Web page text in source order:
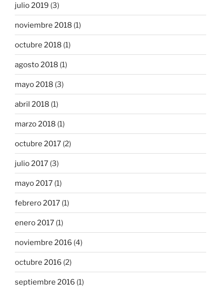
julio 2019 (3)
noviembre 2018 (1)
octubre 2018 (1)
agosto 2018 (1)
mayo 2018 (3)
abril 2018 (1)
marzo 2018 (1)
octubre 2017 (2)
julio 2017 (3)
mayo 2017 (1)
febrero 2017 (1)
enero 2017 (1)
noviembre 2016 (4)
octubre 2016 (2)
septiembre 2016 (1)